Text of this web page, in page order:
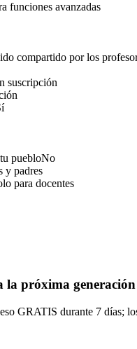
funciones avanzadas
compartido por los
suscripción
puebloNo
y padres
para docentes
próxima generación
GRATIS durante 7 días;